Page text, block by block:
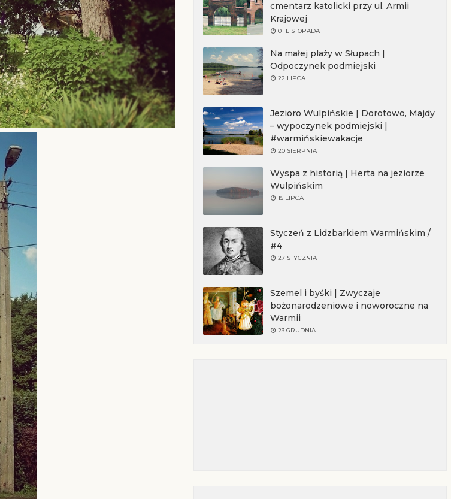
cmentarz katolicki przy ul. Armii
Krajowej
01 LISTOPADA
Na małej plaży w Słupach |
Odpoczynek podmiejski
22 LIPCA
Jezioro Wulpińskie | Dorotowo, Majdy
– wypoczynek podmiejski |
#warmińskiewakacje
20 SIERPNIA
Wyspa z historią | Herta na jeziorze
Wulpińskim
15 LIPCA
Styczeń z Lidzbarkiem Warmińskim /
#4
27 STYCZNIA
Szemel i byśki | Zwyczaje
bożonarodzeniowe i noworoczne na
Warmii
23 GRUDNIA